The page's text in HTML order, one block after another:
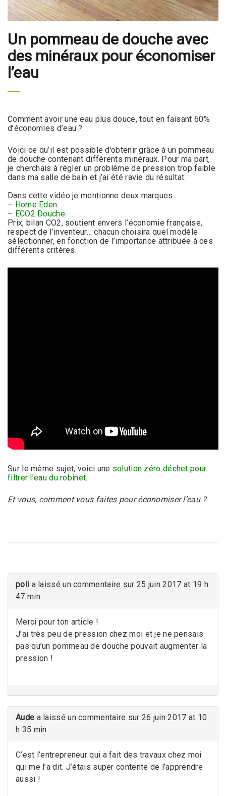
Un pommeau de douche avec
des minéraux pour économiser
l’eau
Comment avoir une eau plus douce, tout en faisant 60%
d’économies d’eau ?
Voici ce qu’il est possible d’obtenir grâce à un pommeau
de douche contenant différents minéraux. Pour ma part,
je cherchais à régler un problème de pression trop faible
dans ma salle de bain et j’ai été ravie du résultat.
Dans cette vidéo je mentionne deux marques :
– Home Eden
– ECO2 Douche
Prix, bilan CO2, soutient envers l’économie française,
respect de l’inventeur… chacun choisira quel modèle
sélectionner, en fonction de l’importance attribuée à ces
différents critères.
Sur le même sujet, voici une solution zéro déchet pour
filtrer l’eau du robinet.
Et vous, comment vous faites pour économiser l’eau ?
poli a laissé un commentaire sur 25 juin 2017 at 19 h
47 min
Merci pour ton article !
J’ai très peu de pression chez moi et je ne pensais
pas qu’un pommeau de douche pouvait augmenter la
pression !
Aude a laissé un commentaire sur 26 juin 2017 at 10
h 35 min
C’est l’entrepreneur qui a fait des travaux chez moi
qui me l’a dit. J’étais super contente de l’apprendre
aussi !